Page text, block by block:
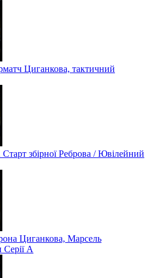
Циганкова, тактичний
збірної Реброва / Ювілейний
Циганкова, Марсель
Серії А